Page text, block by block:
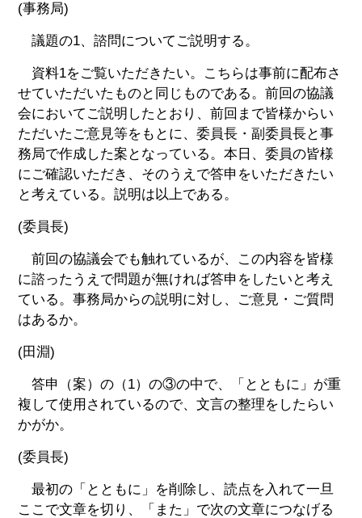
(事務局)
議題の1、諮問についてご説明する。
資料1をご覧いただきたい。こちらは事前に配布さ
せていただいたものと同じものである。前回の協議
会においてご説明したとおり、前回まで皆様からい
ただいたご意見等をもとに、委員長・副委員長と事
務局で作成した案となっている。本日、委員の皆様
にご確認いただき、そのうえで答申をいただきたい
と考えている。説明は以上である。
(委員長)
前回の協議会でも触れているが、この内容を皆様
に諮ったうえで問題が無ければ答申をしたいと考え
ている。事務局からの説明に対し、ご意見・ご質問
はあるか。
(田淵)
答申（案）の（1）の③の中で、「とともに」が重
複して使用されているので、文言の整理をしたらい
かがか。
(委員長)
最初の「とともに」を削除し、読点を入れて一旦
ここで文章を切り、「また」で次の文章につなげる